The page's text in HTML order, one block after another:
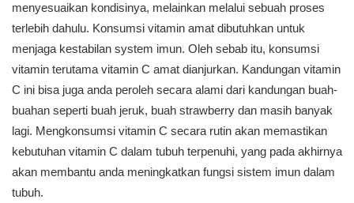
menyesuaikan kondisinya, melainkan melalui sebuah proses
terlebih dahulu. Konsumsi vitamin amat dibutuhkan untuk
menjaga kestabilan system imun. Oleh sebab itu, konsumsi
vitamin terutama vitamin C amat dianjurkan. Kandungan vitamin
C ini bisa juga anda peroleh secara alami dari kandungan buah-
buahan seperti buah jeruk, buah strawberry dan masih banyak
lagi. Mengkonsumsi vitamin C secara rutin akan memastikan
kebutuhan vitamin C dalam tubuh terpenuhi, yang pada akhirnya
akan membantu anda meningkatkan fungsi sistem imun dalam
tubuh.